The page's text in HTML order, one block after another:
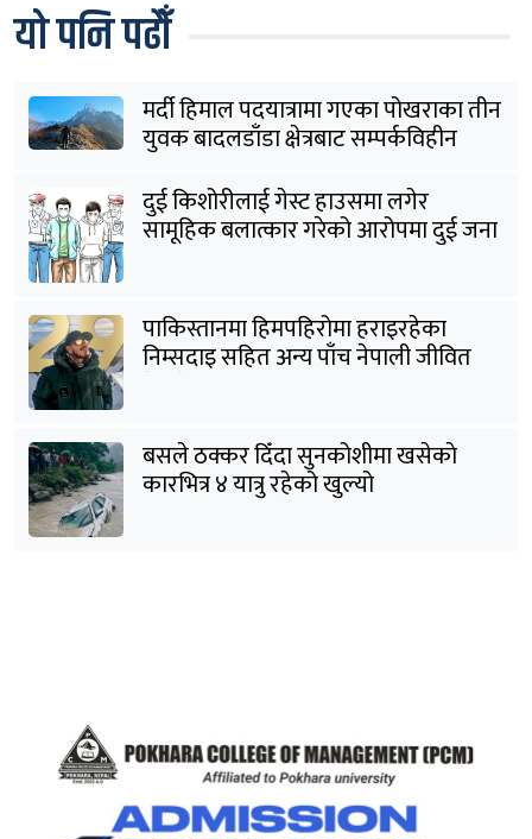
यो पनि पढौँ
मर्दी हिमाल पदयात्रामा गएका पोखराका तीन
युवक बादलडाँडा क्षेत्रबाट सम्पर्कविहीन
दुई किशोरीलाई गेस्ट हाउसमा लगेर
सामूहिक बलात्कार गरेको आरोपमा दुई जना
पक्राउ
पाकिस्तानमा हिमपहिरोमा हराइरहेका
निम्सदाइ सहित अन्य पाँच नेपाली जीवित
भेटिने आशा कमजोर, युक्तको शव निकालियो
बसले ठक्कर दिँदा सुनकोशीमा खसेकाे
कारभित्र ४ यात्रु रहेको खुल्यो